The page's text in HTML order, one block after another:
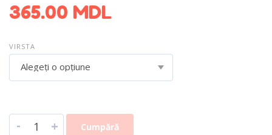
365.00 MDL
VIRSTA
Alegeți o opțiune
- + Cumpără